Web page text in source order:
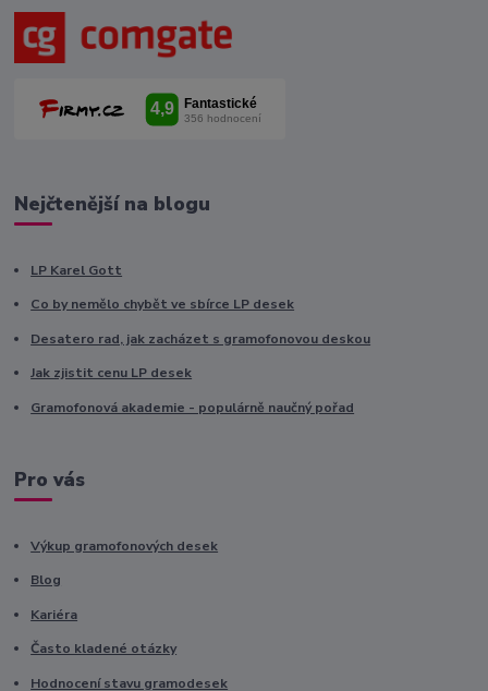
Nejčtenější na blogu
LP Karel Gott
Co by nemělo chybět ve sbírce LP desek
Desatero rad, jak zacházet s gramofonovou deskou
Jak zjistit cenu LP desek
Gramofonová akademie - populárně naučný pořad
Pro vás
Výkup gramofonových desek
Blog
Kariéra
Často kladené otázky
Hodnocení stavu gramodesek